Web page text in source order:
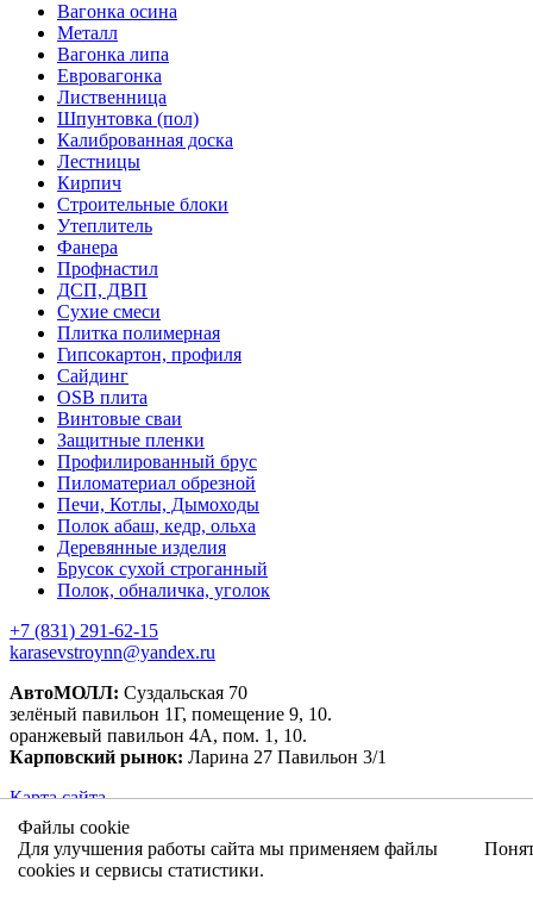
Вагонка осина
Металл
Вагонка липа
Евровагонка
Лиственница
Шпунтовка (пол)
Калиброванная доска
Лестницы
Кирпич
Строительные блоки
Утеплитель
Фанера
Профнастил
ДСП, ДВП
Сухие смеси
Плитка полимерная
Гипсокартон, профиля
Сайдинг
OSB плита
Винтовые сваи
Защитные пленки
Профилированный брус
Пиломатериал обрезной
Печи, Котлы, Дымоходы
Полок абаш, кедр, ольха
Деревянные изделия
Брусок сухой строганный
Полок, обналичка, уголок
+7 (831) 291-62-15
karasevstroynn@yandex.ru
АвтоМОЛЛ: Суздальская 70
зелёный павильон 1Г, помещение 9, 10.
оранжевый павильон 4А, пом. 1, 10.
Карповский рынок: Ларина 27 Павильон 3/1
Карта сайта
Файлы cookie
Для улучшения работы сайта мы применяем файлы
cookies и сервисы статистики.